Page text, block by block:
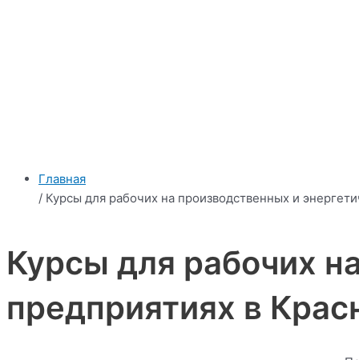
Главная
/ Курсы для рабочих на производственных и
Курсы для рабочих
предприятиях в